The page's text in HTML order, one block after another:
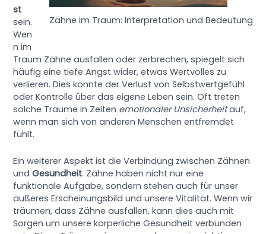
Zähne im Traum: Interpretation und Bedeutung
st
sein.
Wen
n im
Traum Zähne ausfallen oder zerbrechen, spiegelt sich
häufig eine tiefe Angst wider, etwas Wertvolles zu
verlieren. Dies könnte der Verlust von Selbstwertgefühl
oder Kontrolle über das eigene Leben sein. Oft treten
solche Träume in Zeiten emotionaler Unsicherheitauf,
wenn man sich von anderen Menschen entfremdet
fühlt.
Ein weiterer Aspekt ist die Verbindung zwischen Zähnen
undGesundheit. Zähne haben nicht nur eine
funktionale Aufgabe, sondern stehen auch für unser
äußeres Erscheinungsbild und unsere Vitalität. Wenn wir
träumen, dass Zähne ausfallen, kann dies auch mit
Sorgen um unsere körperliche Gesundheit verbunden